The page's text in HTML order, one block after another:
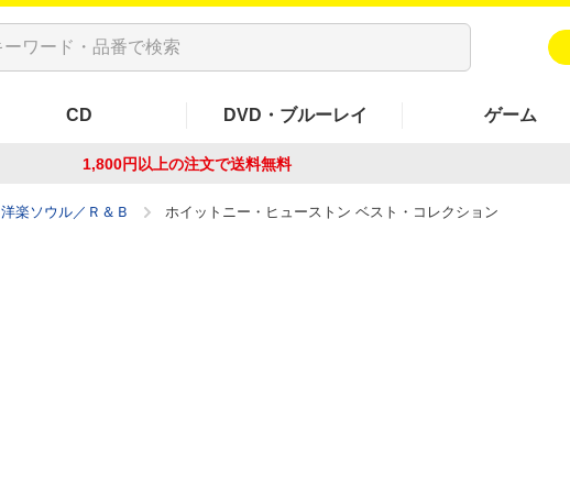
CD DVD・ブルーレイ ゲーム
1,800円以上の注文で送料無料
洋楽ソウル／Ｒ＆Ｂ ホイットニー・ヒューストン ベスト・コレクション